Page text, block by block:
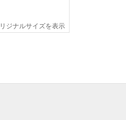
ジナルサイズを表示